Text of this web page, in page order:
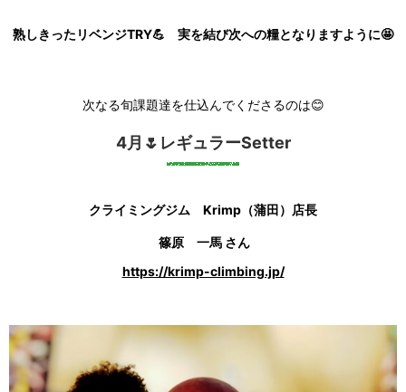
熟しきったリベンジTRY💪 実を結び次への糧となりますように🤩
次なる旬課題達を仕込んでくださるのは😊
4月🌷レギュラーSetter
クライミングジム Krimp（蒲田）店長
篠原 一馬 さん
https://krimp-climbing.jp/